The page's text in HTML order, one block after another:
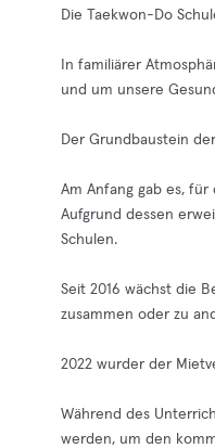
Die Taekwon-Do
In familiärer
und um unsere
Der Grundbaustein
Am Anfang gab es,
Aufgrund dessen
Schulen.
Seit 2016 wächst die
zusammen oder zu
2022 wurder der
Während des
werden, um den